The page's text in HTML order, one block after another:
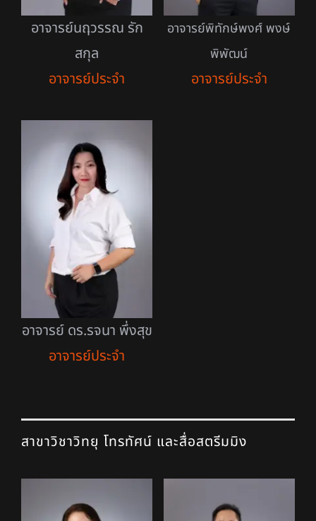
อาจารย์นฤวรรณ รัก
สกุล
อาจารย์ประจำ
อาจารย์พิทักษ์พงศ์ พงษ์
พิพัฒน์
อาจารย์ประจำ
อาจารย์ ดร.รจนา พึ่งสุข
อาจารย์ประจำ
สาขาวิชาวิทยุ โทรทัศน์ และสื่อสตรีมมิง